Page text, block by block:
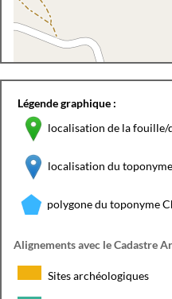
Légende graphique :
localisation de la fouille/
localisation du toponyme
polygone du toponyme
Alignements avec le Cadastre
Sites archéologiques